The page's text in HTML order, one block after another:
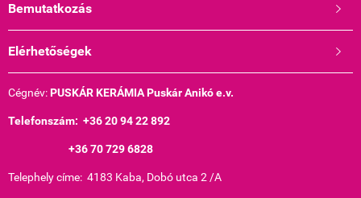
Bemutatkozás 
Elérhetőségek 
Cégnév:PUSKÁR KERÁMIA Puskár Anikó e.v.
Telefonszám: +36 20 94 22 892
+36 70 729 6828
Telephely címe: 4183 Kaba, Dobó utca 2 /A